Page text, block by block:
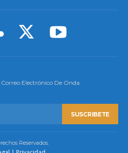
Electrónico De Onda
SUSCRIBETE
Reservados.